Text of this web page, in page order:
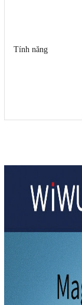
Tính năng